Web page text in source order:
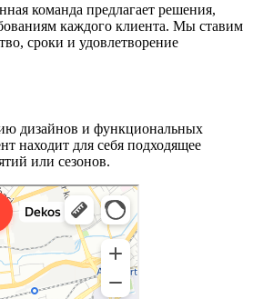
команда предлагает решения,
каждого клиента. Мы ставим
сроки и удовлетворение
дизайнов и функциональных
находит для себя подходящее
или сезонов.